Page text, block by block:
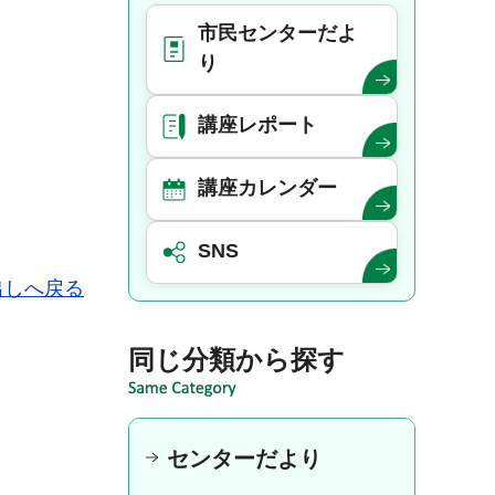
へ戻る
市民センターだよ
り
講座レポート
講座カレンダー
SNS
同じ分類から探す
センターだより